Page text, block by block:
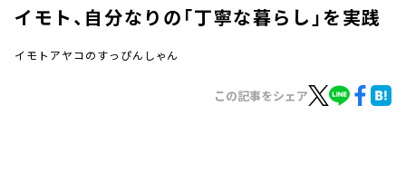
イモト、自分なりの「丁寧な暮らし」を実践
イモトアヤコのすっぴんしゃん
この記事をシェア